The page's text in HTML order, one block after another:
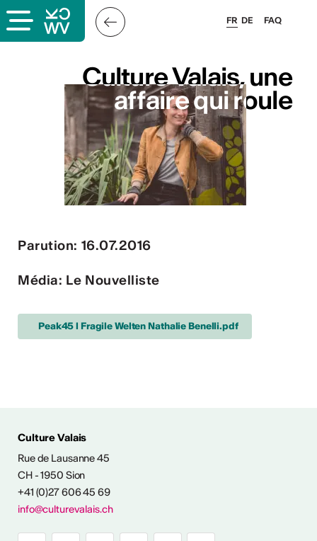
& CONTACT
FAQ
FR DE
Culture Valais, une
affaire qui roule
Culture Valais, une
affaire qui roule
Parution: 16.07.2016
Média: Le Nouvelliste
Peak45 l Fragile Welten Nathalie Benelli.pdf
Culture Valais
Rue de Lausanne 45
CH - 1950 Sion
+41 (0)27 606 45 69
info@culturevalais.ch